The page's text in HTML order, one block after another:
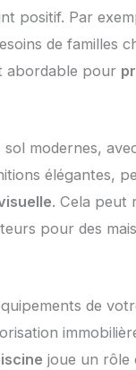
positif. Par
de familles
abordable pour
sol modernes,
élégantes,
. Cela peut
pour des
de
joue un rôle